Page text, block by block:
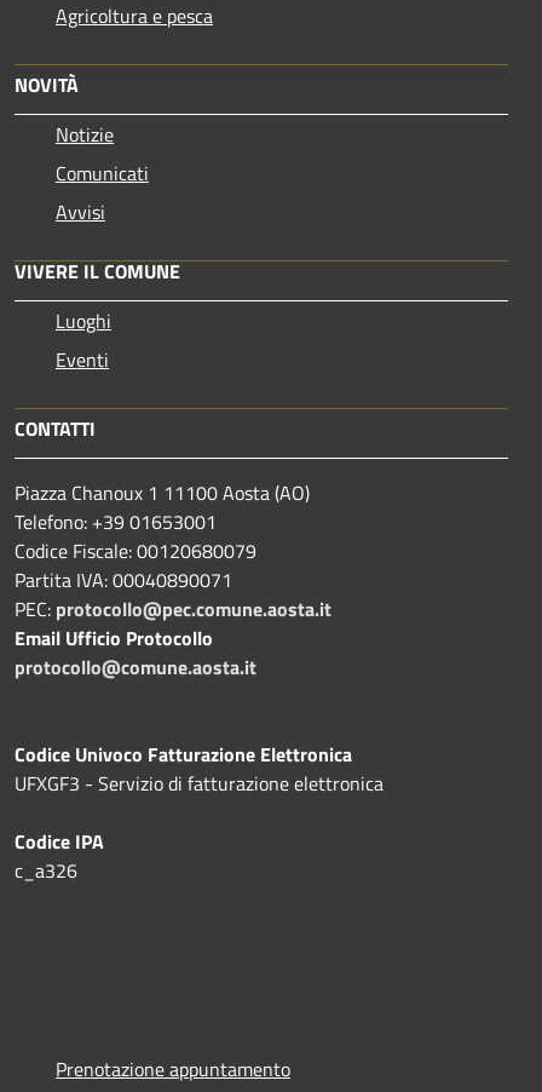
Agricoltura e pesca
NOVITÀ
Notizie
Comunicati
Avvisi
VIVERE IL COMUNE
Luoghi
Eventi
CONTATTI
Piazza Chanoux 1 11100 Aosta (AO)
Telefono: +39 01653001
Codice Fiscale: 00120680079
Partita IVA: 00040890071
PEC: protocollo@pec.comune.aosta.it
Email Ufficio Protocollo
protocollo@comune.aosta.it
Codice Univoco Fatturazione Elettronica
UFXGF3 - Servizio di fatturazione elettronica
Codice IPA
c_a326
Prenotazione appuntamento